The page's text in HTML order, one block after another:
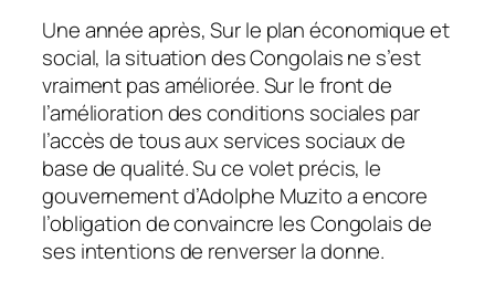
Une année après, Sur le plan économique et
social, la situation des Congolais ne s’est
vraiment pas améliorée. Sur le front de
l’amélioration des conditions sociales par
l’accès de tous aux services sociaux de
base de qualité. Su ce volet précis, le
gouvernement d’Adolphe Muzito a encore
l’obligation de convaincre les Congolais de
ses intentions de renverser la donne.